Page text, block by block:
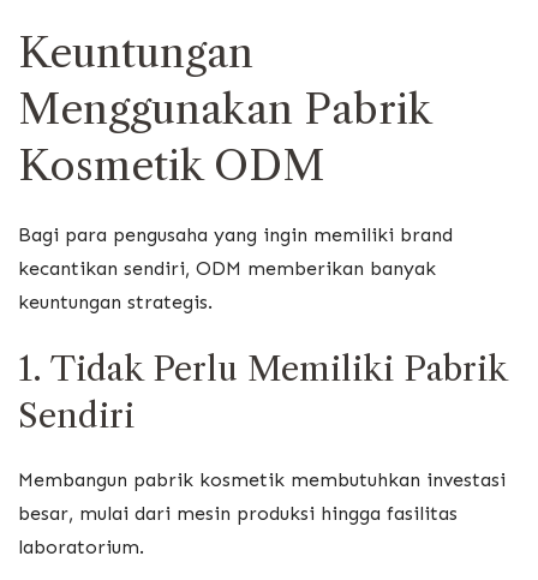
Keuntungan
Menggunakan Pabrik
Kosmetik ODM
Bagi para pengusaha yang ingin memiliki brand
kecantikan sendiri, ODM memberikan banyak
keuntungan strategis.
1. Tidak Perlu Memiliki Pabrik
Sendiri
Membangun pabrik kosmetik membutuhkan investasi
besar, mulai dari mesin produksi hingga fasilitas
laboratorium.